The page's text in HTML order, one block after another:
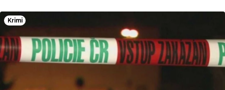
bylo vyzvednuto v noci na dnešek z hloubky 186 metrů.
Na případ upozornil server Novinky.cz. Policie případ
vyšetřuje pro trestný čin usmrcení z nedbalosti, řekla dnes
ČTK policejní mluvčí Miluše Zajícová. Muž byl letecký
záchranář, speleo potápěč a hasič z centrální hasičské
stanice v Kladně, uvedli na sociální síti středočeští hasiči.
Krimi